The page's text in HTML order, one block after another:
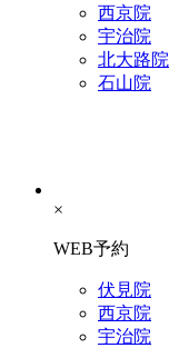
西京院
宇治院
北大路院
石山院
×
WEB予約
伏見院
西京院
宇治院